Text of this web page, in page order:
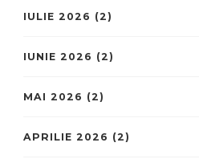
IULIE 2026 (2)
IUNIE 2026 (2)
MAI 2026 (2)
APRILIE 2026 (2)